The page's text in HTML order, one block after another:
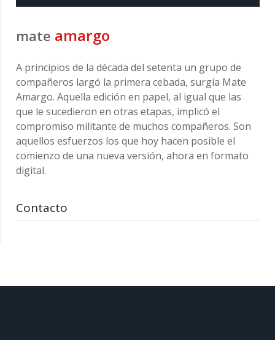
mate amargo
A principios de la década del setenta un grupo de
compañeros largó la primera cebada, surgía Mate
Amargo. Aquella edición en papel, al igual que las
que le sucedieron en otras etapas, implicó el
compromiso militante de muchos compañeros. Son
aquellos esfuerzos los que hoy hacen posible el
comienzo de una nueva versión, ahora en formato
digital.
Contacto